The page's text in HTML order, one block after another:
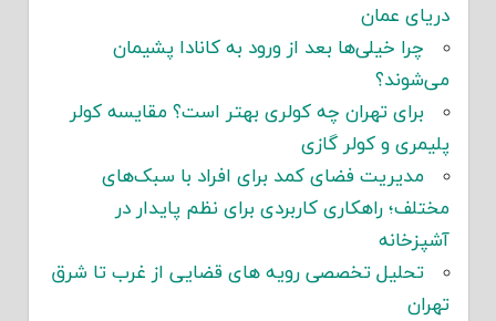
دریای عمان
چرا خیلی‌ها بعد از ورود به کانادا پشیمان
می‌شوند؟
برای تهران چه کولری بهتر است؟ مقایسه کولر
پلیمری و کولر گازی
مدیریت فضای کمد برای افراد با سبک‌های
مختلف؛ راهکاری کاربردی برای نظم پایدار در
آشپزخانه
تحلیل تخصصی رویه های قضایی از غرب تا شرق
تهران